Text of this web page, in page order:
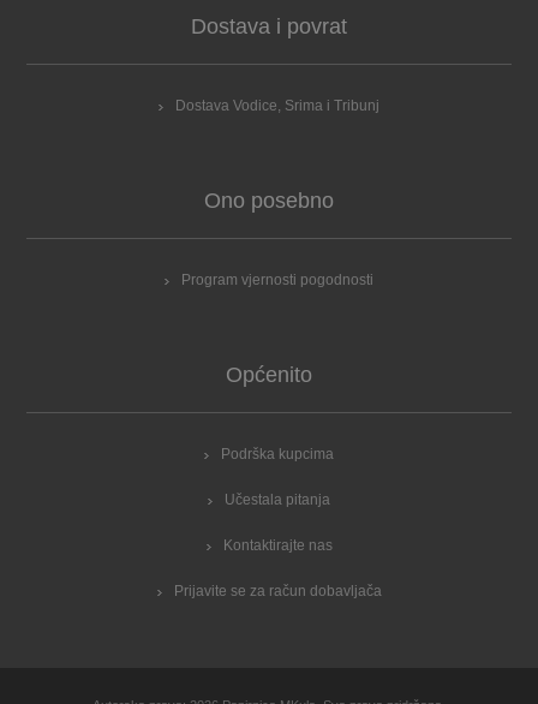
Dostava i povrat
Dostava Vodice, Srima i Tribunj
Ono posebno
Program vjernosti pogodnosti
Općenito
Podrška kupcima
Učestala pitanja
Kontaktirajte nas
Prijavite se za račun dobavljača